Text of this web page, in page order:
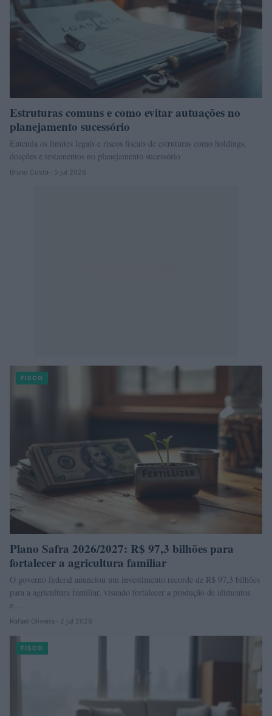
Estruturas comuns e como evitar autuações no
planejamento sucessório
Entenda os limites legais e riscos fiscais de estruturas como holdings,
doações e testamentos no planejamento sucessório
Bruno Costa · 5 jul 2026
FISCO
Plano Safra 2026/2027: R$ 97,3 bilhões para
fortalecer a agricultura familiar
O governo federal anunciou um investimento recorde de R$ 97,3 bilhões
para a agricultura familiar, visando fortalecer a produção de alimentos
e…
Rafael Oliveira · 2 jul 2026
FISCO